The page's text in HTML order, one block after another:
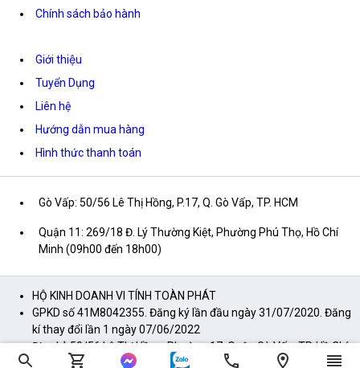
Chính sách bảo hành
Giới thiệu
Tuyển Dụng
Liên hệ
Hướng dẫn mua hàng
Hình thức thanh toán
Gò Vấp: 50/56 Lê Thị Hồng, P.17, Q. Gò Vấp, TP. HCM
Quận 11: 269/18 Đ. Lý Thường Kiệt, Phường Phú Thọ, Hồ Chí
Minh (09h00 đến 18h00)
HỘ KINH DOANH VI TÍNH TOÀN PHÁT
GPKD số 41M8042355. Đăng ký lần đầu ngày 31/07/2020. Đăng
kí thay đổi lần 1 ngày 07/06/2022
Địa chỉ: 50/56 Lê Thị Hồng, Phường 17, Quận Gò Vấp, TP. Hồ Chí